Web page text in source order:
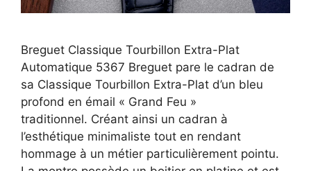
Breguet Classique Tourbillon Extra-Plat
Automatique 5367 Breguet pare le cadran de
sa Classique Tourbillon Extra-Plat d’un bleu
profond en émail « Grand Feu »
traditionnel. Créant ainsi un cadran à
l’esthétique minimaliste tout en rendant
hommage à un métier particulièrement pointu.